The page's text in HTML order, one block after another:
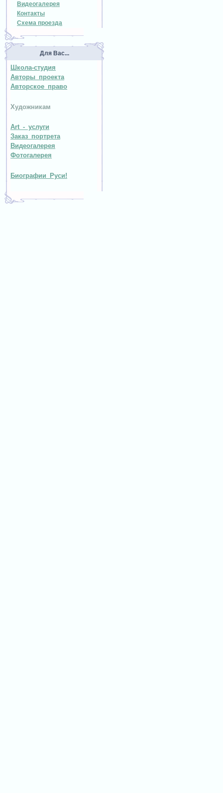
Видеогалерея
Контакты
Схема проезда
Для Вас...
Школа-студия
Авторы проекта
Авторское право
Художникам
Art - услуги
Заказ портрета
Видеогалерея
Фотогалерея
Биографии Руси!